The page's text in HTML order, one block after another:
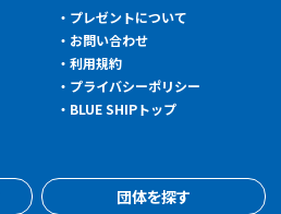
プレゼントについて
お問い合わせ
利用規約
プライバシーポリシー
BLUE SHIPトップ
団体を探す